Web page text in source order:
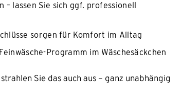
– lassen Sie sich ggf. professionell
sorgen für Komfort im Alltag
Programm im Wäschesäckchen
Sie das auch aus – ganz unabhängig